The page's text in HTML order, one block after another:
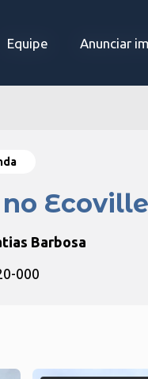
Equipe Anunciar
Equipe Anunciar
Barbosa
000